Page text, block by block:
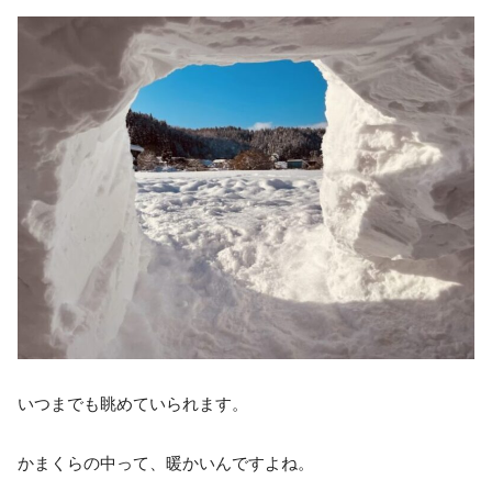
いつまでも眺めていられます。
かまくらの中って、暖かいんですよね。